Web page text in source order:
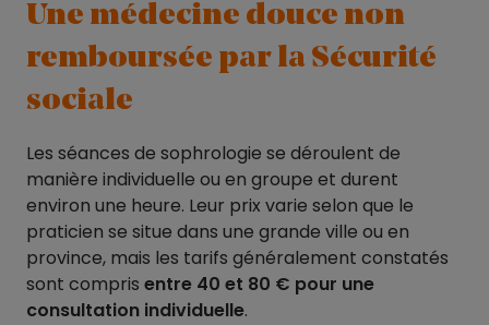
Une médecine douce non
remboursée par la Sécurité
sociale
Les séances de sophrologie se déroulent de
manière individuelle ou en groupe et durent
environ une heure. Leur prix varie selon que le
praticien se situe dans une grande ville ou en
province, mais les tarifs généralement constatés
sont compris entre 40 et 80 € pour une
consultation individuelle.